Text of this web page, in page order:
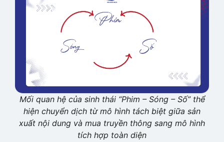
Mối quan hệ của sinh thái “Phim – Sóng – Số” thể
hiện chuyển dịch từ mô hình tách biệt giữa sản
xuất nội dung và mua truyền thông sang mô hình
tích hợp toàn diện